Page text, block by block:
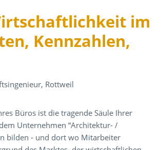
im
Kennzahlen,
Rottweil
Büros ist die tragende Säule Ihrer
Unternehmen “Architektur- /
bilden - und dort wo Mitarbeiter